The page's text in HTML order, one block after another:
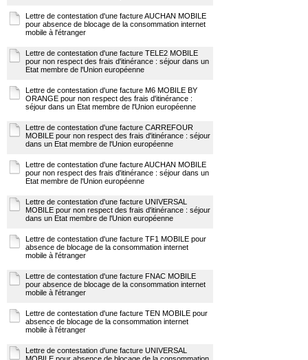
Lettre de contestation d'une facture AUCHAN MOBILE
pour absence de blocage de la consommation internet
mobile à l'étranger
Lettre de contestation d'une facture TELE2 MOBILE
pour non respect des frais d'itinérance : séjour dans un
Etat membre de l'Union européenne
Lettre de contestation d'une facture M6 MOBILE BY
ORANGE pour non respect des frais d'itinérance :
séjour dans un Etat membre de l'Union européenne
Lettre de contestation d'une facture CARREFOUR
MOBILE pour non respect des frais d'itinérance : séjour
dans un Etat membre de l'Union européenne
Lettre de contestation d'une facture AUCHAN MOBILE
pour non respect des frais d'itinérance : séjour dans un
Etat membre de l'Union européenne
Lettre de contestation d'une facture UNIVERSAL
MOBILE pour non respect des frais d'itinérance : séjour
dans un Etat membre de l'Union européenne
Lettre de contestation d'une facture TF1 MOBILE pour
absence de blocage de la consommation internet
mobile à l'étranger
Lettre de contestation d'une facture FNAC MOBILE
pour absence de blocage de la consommation internet
mobile à l'étranger
Lettre de contestation d'une facture TEN MOBILE pour
absence de blocage de la consommation internet
mobile à l'étranger
Lettre de contestation d'une facture UNIVERSAL